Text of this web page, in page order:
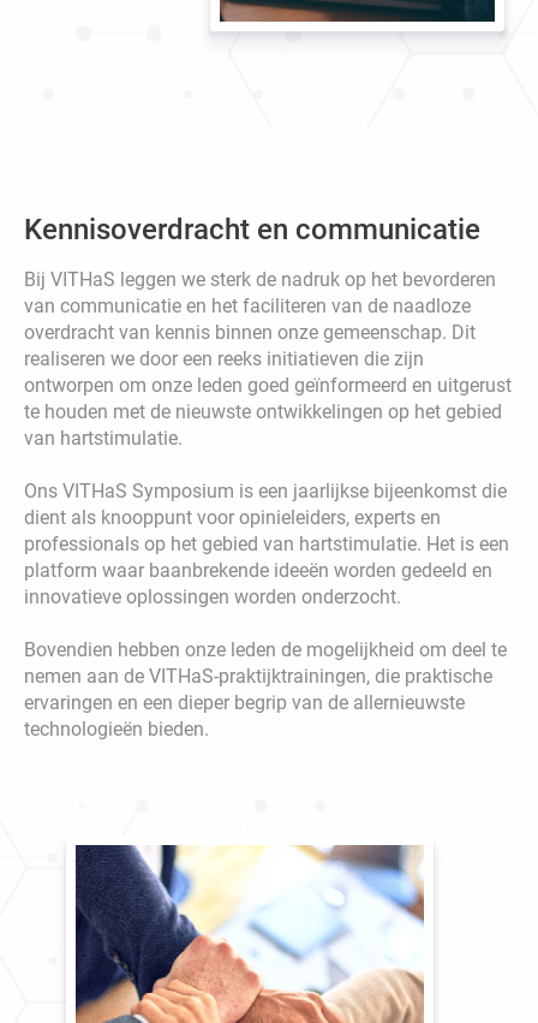
Kennisoverdracht en communicatie
Bij VITHaS leggen we sterk de nadruk op het bevorderen
van communicatie en het faciliteren van de naadloze
overdracht van kennis binnen onze gemeenschap. Dit
realiseren we door een reeks initiatieven die zijn
ontworpen om onze leden goed geïnformeerd en uitgerust
te houden met de nieuwste ontwikkelingen op het gebied
van hartstimulatie.
Ons VITHaS Symposium is een jaarlijkse bijeenkomst die
dient als knooppunt voor opinieleiders, experts en
professionals op het gebied van hartstimulatie. Het is een
platform waar baanbrekende ideeën worden gedeeld en
innovatieve oplossingen worden onderzocht.
Bovendien hebben onze leden de mogelijkheid om deel te
nemen aan de VITHaS-praktijktrainingen, die praktische
ervaringen en een dieper begrip van de allernieuwste
technologieën bieden.